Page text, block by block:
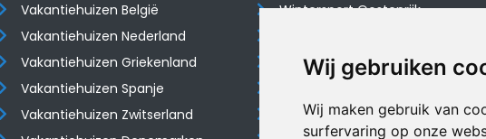
Wij gebruiken
Wij maken gebruik van
surfervaring op onze
Vakantiehuizen België
Vakantiehuizen Nederland
Vakantiehuizen Griekenland
Vakantiehuizen Spanje
​​​​​​​Vakantiehuizen Zwitserland
Wintersport Oostenrijk
Wintersport Tsjechië
Wintersport Duitsland